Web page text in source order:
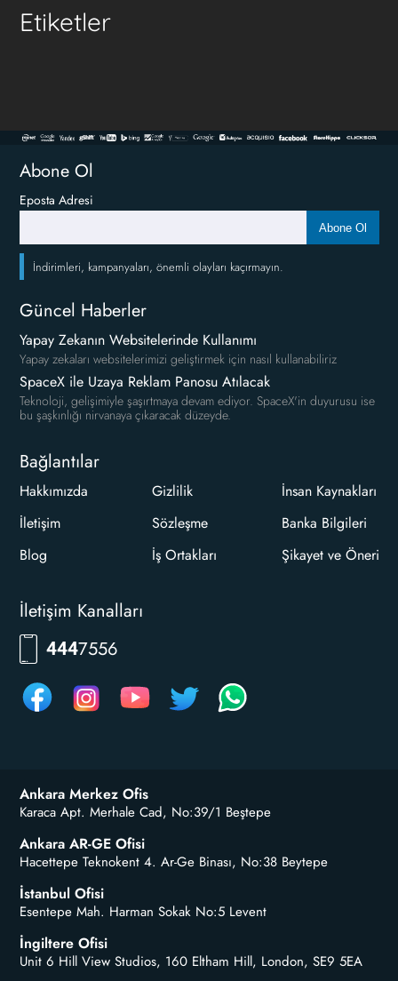
Etiketler
Abone Ol
Eposta Adresi
Abone Ol
İndirimleri, kampanyaları, önemli olayları kaçırmayın.
Güncel Haberler
Yapay Zekanın Websitelerinde Kullanımı
Yapay zekaları websitelerimizi geliştirmek için nasıl kullanabiliriz
SpaceX ile Uzaya Reklam Panosu Atılacak
Teknoloji, gelişimiyle şaşırtmaya devam ediyor. SpaceX'in duyurusu ise
bu şaşkınlığı nirvanaya çıkaracak düzeyde.
Bağlantılar
Hakkımızda
İletişim
Blog
Gizlilik
Sözleşme
İş Ortakları
İnsan Kaynakları
Banka Bilgileri
Şikayet ve Öneri
İletişim Kanalları
444RKLM
Ankara Merkez Ofis
Karaca Apt. Merhale Cad, No:39/1 Beştepe
Ankara AR-GE Ofisi
Hacettepe Teknokent 4. Ar-Ge Binası, No:38 Beytepe
İstanbul Ofisi
Esentepe Mah. Harman Sokak No:5 Levent
İngiltere Ofisi
Unit 6 Hill View Studios, 160 Eltham Hill, London, SE9 5EA